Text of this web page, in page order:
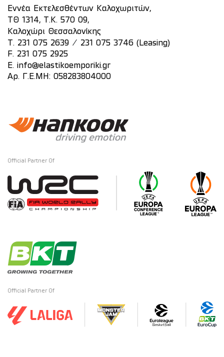
Εννέα Εκτελεσθέντων Καλοχωριτών,
ΤΘ 1314, Τ.Κ. 570 09,
Καλοχώρι Θεσσαλονίκης
T. 231 075 2639 /
231 075 3746 (Leasing)
F. 231 075 2925
E. info@elastikoemporiki.gr
Αρ. Γ.Ε.ΜΗ: 058283804000
Official Partner Of
Official Partner Of